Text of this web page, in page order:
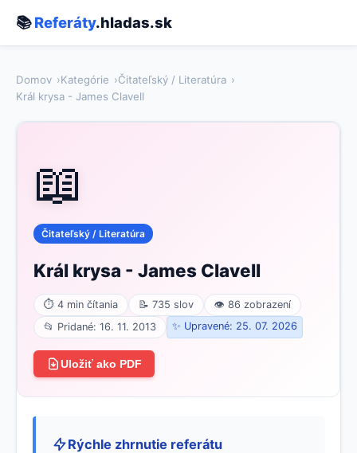
📚Referáty.hladas.sk
Domov Kategórie
Čitateľský / Literatúra
Král krysa - James Clavell
📖
Čitateľský / Literatúra
Král krysa - James Clavell
⏱ 4 min čítania 📝 735 slov
👁 86 zobrazení
📂 Pridané: 16. 11. 2013
✨ Upravené: 25. 07. 2026
Uložiť ako PDF
Rýchle zhrnutie referátu